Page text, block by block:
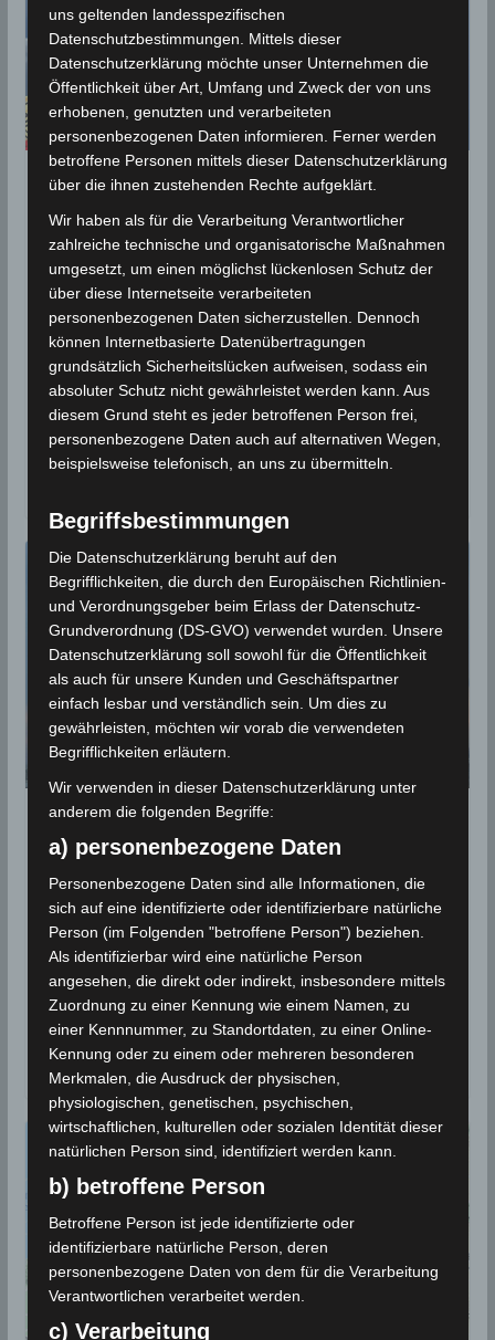
KLIMA NACHBETRACHTUNGEN
Juni 2021, der wärmste jemals
aufgezeichnete Monat seit
1950
20. August 2021 Wettermann
2007 Views
Bulletin,Hitzerekord,INM,Juni 2021,Kasserine,
klimatologisches Bulletin, Mahdia,Tataouine,Zaghouan
Der Juni 2021 war mit einer positiven Anomalie von
2,98°C der wärmste in Tunesien aufgezeichnete
NACHBETRACHTUNGEN
Sa, 31 Juli 2021: Starke Gewitter
nach Hitzetag
31. Juli 2021 Wettermann
Das Nationale Institut für Meteorologie (INM) teilte
mit, dass die am Samstag, den 31 Juli 2021 an
zwanzig Standorten gemessenen
uns geltenden landesspezifischen
Datenschutzbestimmungen. Mittels dieser
Datenschutzerklärung möchte unser Unternehmen die
Öffentlichkeit über Art, Umfang und Zweck der von uns
erhobenen, genutzten und verarbeiteten
personenbezogenen Daten informieren. Ferner werden
betroffene Personen mittels dieser Datenschutzerklärung
über die ihnen zustehenden Rechte aufgeklärt.
Wir haben als für die Verarbeitung Verantwortlicher
zahlreiche technische und organisatorische Maßnahmen
umgesetzt, um einen möglichst lückenlosen Schutz der
über diese Internetseite verarbeiteten
personenbezogenen Daten sicherzustellen. Dennoch
können Internetbasierte Datenübertragungen
grundsätzlich Sicherheitslücken aufweisen, sodass ein
absoluter Schutz nicht gewährleistet werden kann. Aus
diesem Grund steht es jeder betroffenen Person frei,
personenbezogene Daten auch auf alternativen Wegen,
beispielsweise telefonisch, an uns zu übermitteln.
Begriffsbestimmungen
Die Datenschutzerklärung beruht auf den
Begrifflichkeiten, die durch den Europäischen Richtlinien-
und Verordnungsgeber beim Erlass der Datenschutz-
Grundverordnung (DS-GVO) verwendet wurden. Unsere
Datenschutzerklärung soll sowohl für die Öffentlichkeit
als auch für unsere Kunden und Geschäftspartner
einfach lesbar und verständlich sein. Um dies zu
gewährleisten, möchten wir vorab die verwendeten
Begrifflichkeiten erläutern.
Wir verwenden in dieser Datenschutzerklärung unter
anderem die folgenden Begriffe:
a) personenbezogene Daten
Personenbezogene Daten sind alle Informationen, die
sich auf eine identifizierte oder identifizierbare natürliche
Person (im Folgenden "betroffene Person") beziehen.
Als identifizierbar wird eine natürliche Person
angesehen, die direkt oder indirekt, insbesondere mittels
Zuordnung zu einer Kennung wie einem Namen, zu
einer Kennnummer, zu Standortdaten, zu einer Online-
Kennung oder zu einem oder mehreren besonderen
Merkmalen, die Ausdruck der physischen,
physiologischen, genetischen, psychischen,
wirtschaftlichen, kulturellen oder sozialen Identität dieser
natürlichen Person sind, identifiziert werden kann.
b) betroffene Person
Betroffene Person ist jede identifizierte oder
identifizierbare natürliche Person, deren
personenbezogene Daten von dem für die Verarbeitung
Verantwortlichen verarbeitet werden.
c) Verarbeitung